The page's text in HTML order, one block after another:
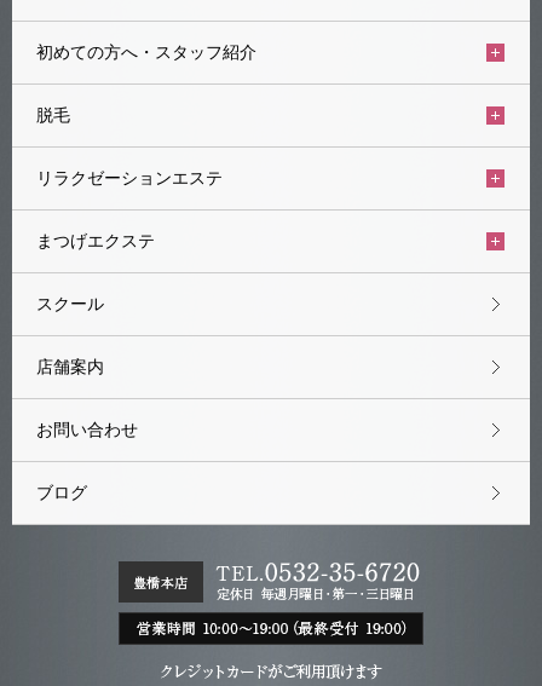
初めての方へ・スタッフ紹介
脱毛
リラクゼーションエステ
まつげエクステ
スクール
店舗案内
お問い合わせ
ブログ